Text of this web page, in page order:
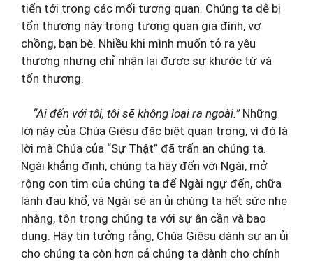
tiến tới trong các mối tương quan. Chúng ta dễ bị
tổn thương này trong tương quan gia đình, vợ
chồng, bạn bè. Nhiều khi mình muốn tỏ ra yêu
thương nhưng chỉ nhận lại được sự khước từ và
tổn thương.
“Ai đến với tôi, tôi sẽ không loại ra ngoài.” Những
lời này của Chúa Giêsu đặc biệt quan trọng, vì đó là
lời mà Chúa của “Sự Thật” đã trấn an chúng ta.
Ngài khẳng định, chúng ta hãy đến với Ngài, mở
rộng con tim của chúng ta để Ngài ngự đến, chữa
lành đau khổ, và Ngài sẽ an ủi chúng ta hết sức nhẹ
nhàng, tôn trọng chúng ta với sự ân cần và bao
dung. Hãy tin tưởng rằng, Chúa Giêsu dành sự an ủi
cho chúng ta còn hơn cả chúng ta dành cho chính